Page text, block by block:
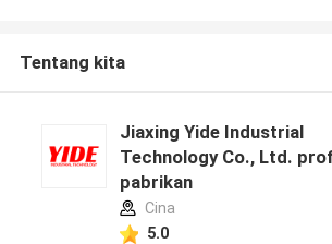
Tentang kita
Jiaxing Yide Industrial
Technology Co., Ltd.
pabrikan
Cina
5.0